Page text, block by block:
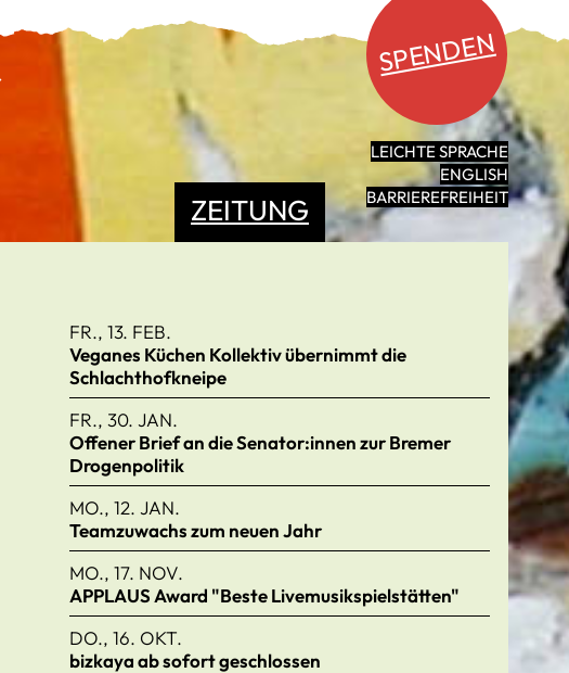
SPENDEN
LEICHTE SPRACHE
ENGLISH
BARRIEREFREIHEIT
ZEITUNG
FR., 13. FEB.
Veganes Küchen Kollektiv übernimmt die
Schlachthofkneipe
FR., 30. JAN.
Offener Brief an die Senator:innen zur Bremer
Drogenpolitik
MO., 12. JAN.
Teamzuwachs zum neuen Jahr
MO., 17. NOV.
APPLAUS Award "Beste Livemusikspielstätten"
DO., 16. OKT.
bizkaya ab sofort geschlossen